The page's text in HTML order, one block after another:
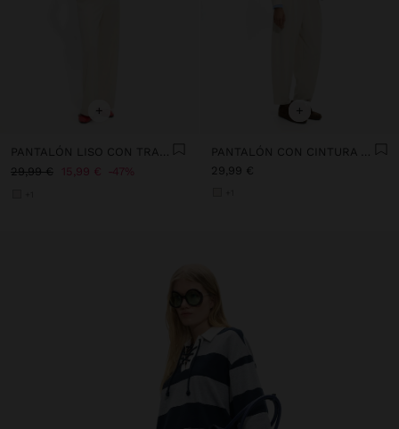
+
PANTALÓN LISO CON TRABILLAS
29,99 €
15,99 € 47%
+
PANTALÓN CON CINTURA ELÁSTICA TACTO SUAVE
29,99 €